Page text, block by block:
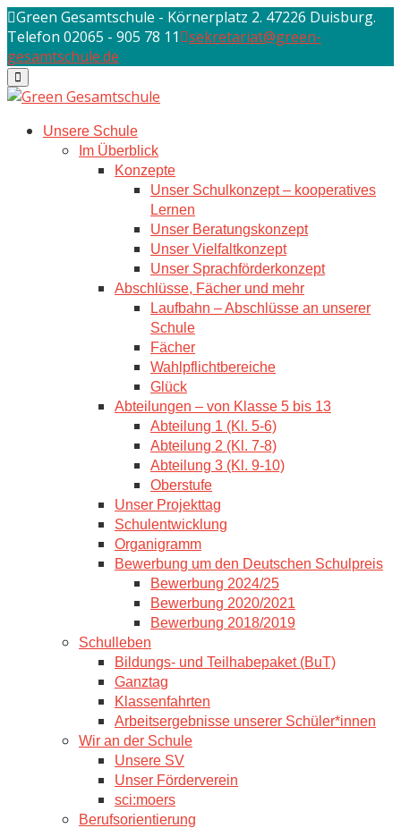
Skip
to
content
Green Gesamtschule - Körnerplatz 2. 47226 Duisburg.
Telefon 02065 - 905 78 11 sekretariat@green-
gesamtschule.de
Unsere Schule
Im Überblick
Konzepte
Unser Schulkonzept – kooperatives
Lernen
Unser Beratungskonzept
Unser Vielfaltkonzept
Unser Sprachförderkonzept
Abschlüsse, Fächer und mehr
Laufbahn – Abschlüsse an unserer
Schule
Fächer
Wahlpflichtbereiche
Glück
Abteilungen – von Klasse 5 bis 13
Abteilung 1 (Kl. 5-6)
Abteilung 2 (Kl. 7-8)
Abteilung 3 (Kl. 9-10)
Oberstufe
Unser Projekttag
Schulentwicklung
Organigramm
Bewerbung um den Deutschen Schulpreis
Bewerbung 2024/25
Bewerbung 2020/2021
Bewerbung 2018/2019
Schulleben
Bildungs- und Teilhabepaket (BuT)
Ganztag
Klassenfahrten
Arbeitsergebnisse unserer Schüler*innen
Wir an der Schule
Unsere SV
Unser Förderverein
sci:moers
Berufsorientierung